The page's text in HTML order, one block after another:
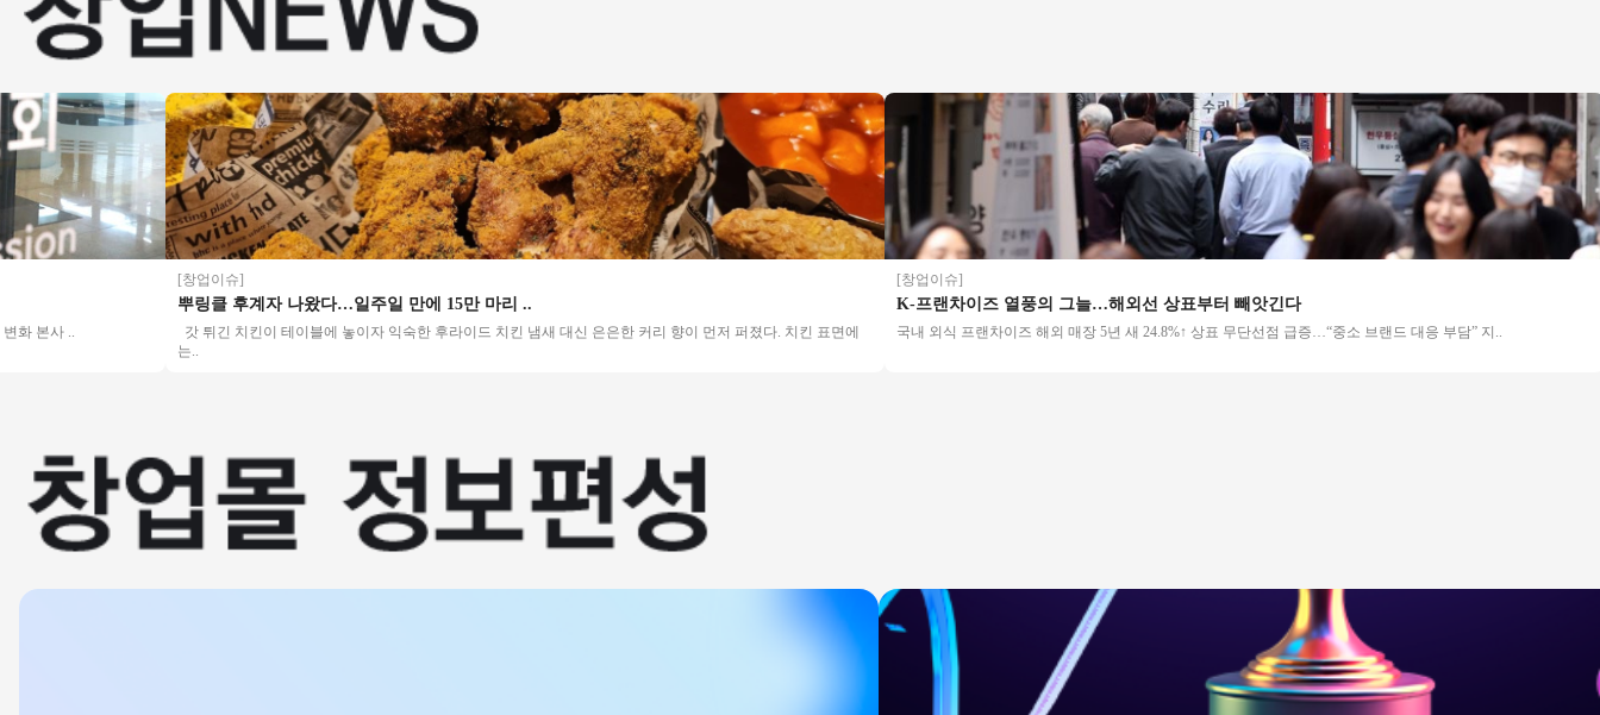
..
[창업이슈]
뿌링클 후계자 나왔다…일주일 만에 15만 마리 ..
갓 튀긴 치킨이 테이블에 놓이자 익숙한 후라이드 치킨 냄새 대신 은은한 커리 향이 먼저 퍼졌다. 치킨 표면에
[창업이슈]
K-프랜차이즈 열풍의 그늘…해외선 상표부터 빼앗긴다
국내 외식 프랜차이즈 해외 매장 5년 새 24.8%↑ 상표 무단선점 급증…“중소 브랜드 대응 부담” 지..